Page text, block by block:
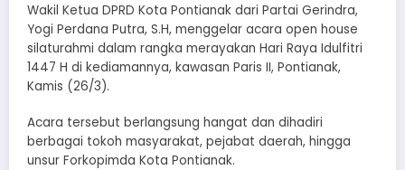
Wakil Ketua DPRD Kota Pontianak dari Partai Gerindra,
Yogi Perdana Putra, S.H, menggelar acara open house
silaturahmi dalam rangka merayakan Hari Raya Idulfitri
1447 H di kediamannya, kawasan Paris II, Pontianak,
Kamis (26/3).
Acara tersebut berlangsung hangat dan dihadiri
berbagai tokoh masyarakat, pejabat daerah, hingga
unsur Forkopimda Kota Pontianak.